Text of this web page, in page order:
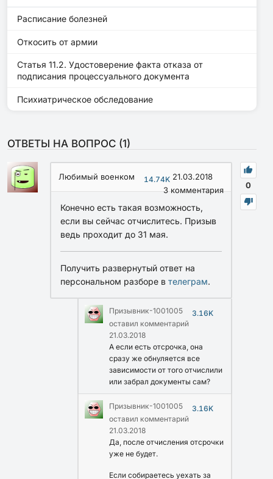
Расписание болезней
Откосить от армии
Статья 11.2. Удостоверение факта отказа от
подписания процессуального документа
Психиатрическое обследование
ОТВЕТЫ НА ВОПРОС (1)
0
Любимый военком 14.74K 21.03.2018
3комментария
Конечно есть такая возможность,
если вы сейчас отчислитесь. Призыв
ведь проходит до 31 мая.
Получить развернутый ответ на
персональном разборе в телеграм.
Призывник-1001005
3.16K
оставил комментарий
21.03.2018
А если есть отсрочка, она
сразу же обнуляется все
зависимости от того отчислили
или забрал документы сам?
Призывник-1001005
3.16K
оставил комментарий
21.03.2018
Да, после отчисления отсрочки
уже не будет.
Если собираетесь уехать за